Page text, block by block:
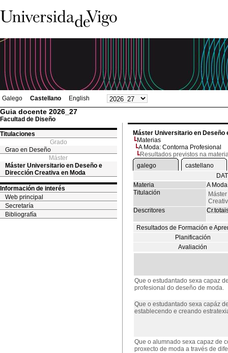
Galego Castellano English
Guia docente 2026_27
Facultad de Diseño
Titulaciones
Grado
Grao en Deseño
Máster
Máster Universitario en Deseño e
Dirección Creativa en Moda
Información de interés
Web principal
Secretaría
Bibliografía
Máster Universitario en Deseño
Materias
A Moda: Contorna Profesional
Resultados previstos na
galego
castellano
Materia
A
Titulación
Descritores
Resultados de Formación e
Planificación
Avaliación
Que o estudantado sexa capaz
profesional do deseño de moda.
Que o estudantado sexa capáz
establecendo e creando
Que o alumnado sexa capaz de
proxecto de moda a través de